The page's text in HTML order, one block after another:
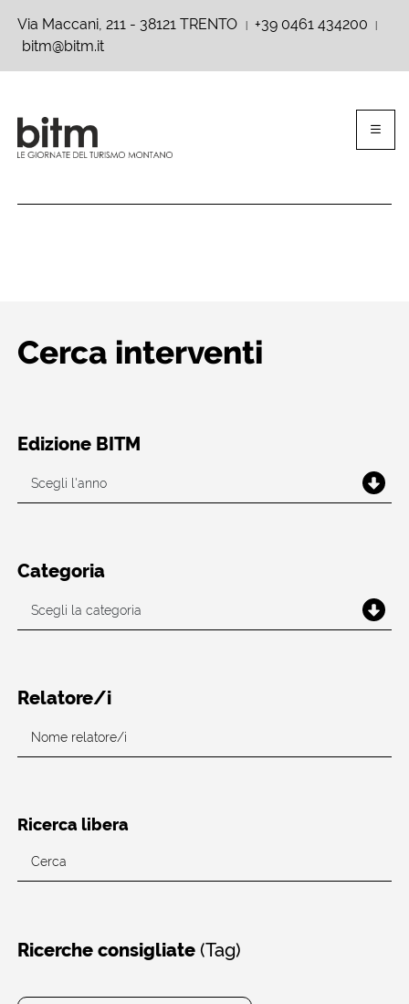
Via Maccani, 211 - 38121 TRENTO +39 0461 434200
bitm@bitm.it
Cerca interventi
Edizione BITM
Categoria
Relatore/i
Ricerca libera
Ricerche consigliate(Tag)